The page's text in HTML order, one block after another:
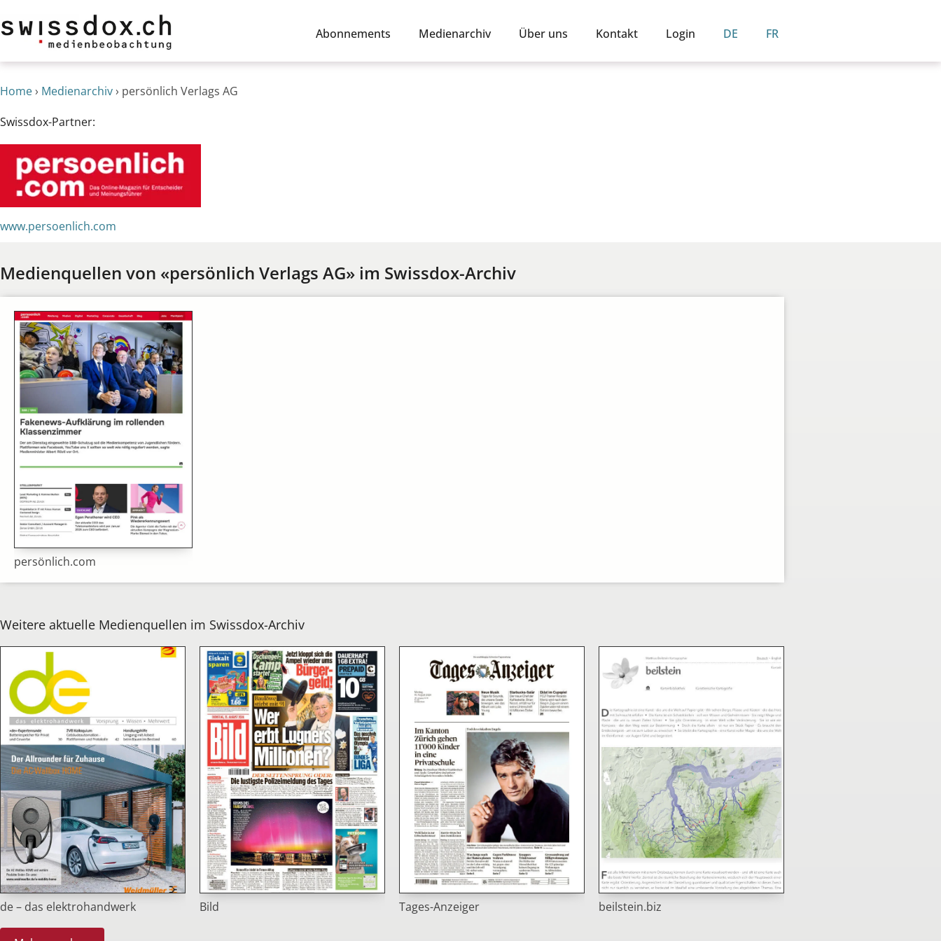
Abonnements Medienarchiv Über uns Kontakt Login DE FR
Home› Medienarchiv› persönlich Verlags AG
Swissdox-Partner:
www.persoenlich.com
Medienquellen von «persönlich Verlags AG» im Swissdox-Archiv
persönlich.com
Weitere aktuelle Medienquellen im Swissdox-Archiv
de – das elektrohandwerk Bild Tages-Anzeiger beilstein.biz